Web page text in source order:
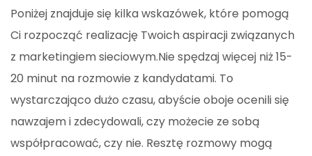
Poniżej znajduje się kilka wskazówek, które pomogą
Ci rozpocząć realizację Twoich aspiracji związanych
z marketingiem sieciowym.Nie spędzaj więcej niż 15-
20 minut na rozmowie z kandydatami. To
wystarczająco dużo czasu, abyście oboje ocenili się
nawzajem i zdecydowali, czy możecie ze sobą
współpracować, czy nie. Resztę rozmowy mogą